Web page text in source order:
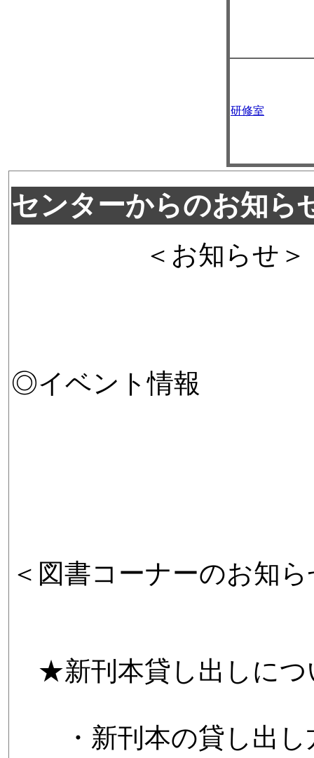
研修室
センターからのお知ら
＜お知らせ＞
◎イベント情報
＜図書コーナーのお知
★新刊本貸し出しにつ
・新刊本の貸し出し